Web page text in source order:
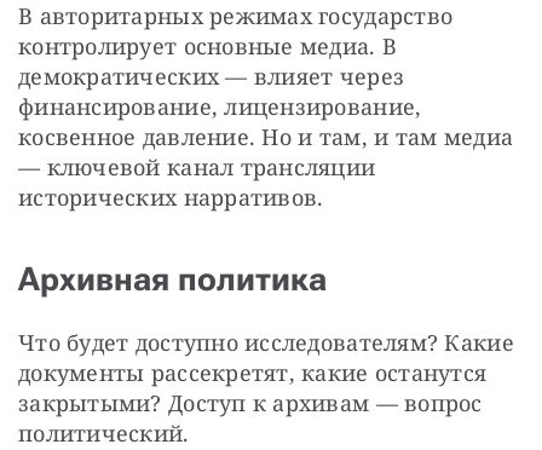
В авторитарных режимах государство
контролирует основные медиа. В
демократических — влияет через
финансирование, лицензирование,
косвенное давление. Но и там, и там медиа
— ключевой канал трансляции
исторических нарративов.
Архивная политика
Что будет доступно исследователям? Какие
документы рассекретят, какие останутся
закрытыми? Доступ к архивам — вопрос
политический.